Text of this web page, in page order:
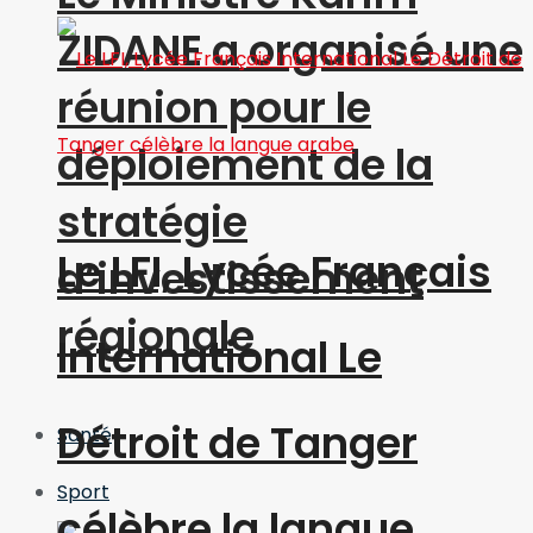
ZIDANE a organisé une
réunion pour le
déploiement de la
stratégie
d’investissement
régionale
Santé
Sport
Le LFI, Lycée Français
International Le
Détroit de Tanger